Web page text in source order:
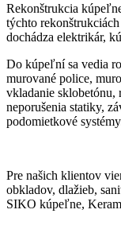
Rekonštrukcia
týchto
dochádza elektrikár,
Do kúpeľní sa vedia
murované police,
vkladanie sklobetónu,
neporušenia statiky,
podomietkové
Pre našich klientov
obkladov, dlažieb,
SIKO kúpeľne,